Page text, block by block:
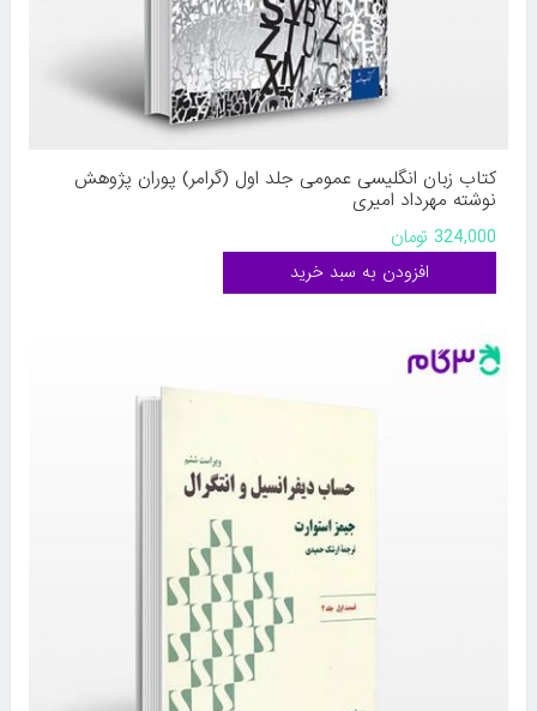
کتاب زبان انگلیسی عمومی جلد اول (گرامر) پوران پژوهش
نوشته مهرداد امیری
324,000 تومان